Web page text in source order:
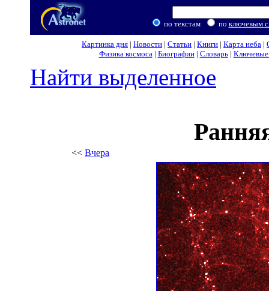
по текстам по ключевым
Картинка дня | Новости | Статьи | Книги | Карта неба |
Физика космоса| Биографии| Словарь| Ключевые
Найти выделенное
<< Вчера